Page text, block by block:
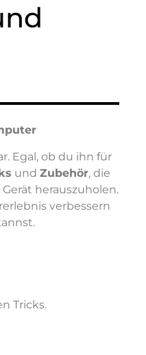
Egal, ob du ihn für
und Zubehör, die
herauszuholen.
verbessern
Tricks.